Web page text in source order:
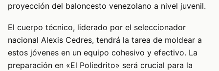
proyección del baloncesto venezolano a nivel juvenil.
El cuerpo técnico, liderado por el seleccionador
nacional Alexis Cedres, tendrá la tarea de moldear a
estos jóvenes en un equipo cohesivo y efectivo. La
preparación en «El Poliedrito» será crucial para la